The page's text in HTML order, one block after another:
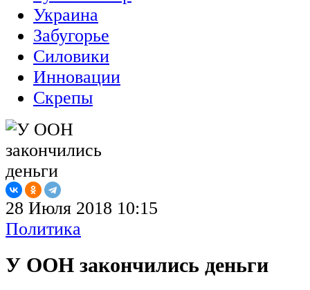
Украина
Забугорье
Силовики
Инновации
Скрепы
28 Июля 2018 10:15
Политика
У ООН закончились деньги